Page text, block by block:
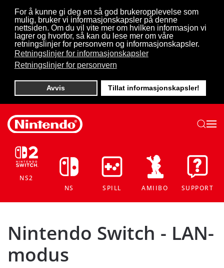
For å kunne gi deg en så god brukeropplevelse som
mulig, bruker vi informasjonskapsler på denne
nettsiden. Om du vil vite mer om hvilken informasjon vi
lagrer og hvorfor, så kan du lese mer om våre
retningslinjer for personvern og informasjonskapsler.
Retningslinjer for informasjonskapsler
Retningslinjer for personvern
Avvis Tillat informasjonskapsler!
Skip to main content
NS2
NS
SPILL AMIIBO SUPPORT
Nintendo Switch - LAN-
modus